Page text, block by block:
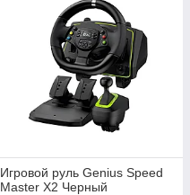
Игровой руль Genius Speed
Master X2 Черный